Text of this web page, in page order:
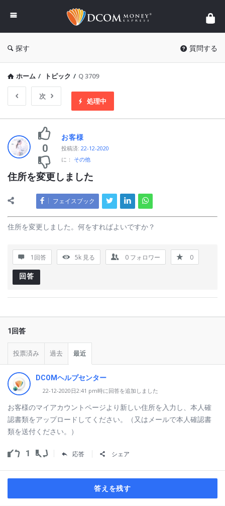
DCOM
Money
Express
探す 質問する
ホーム / トピック / Q 3709
次
処理中
0
お客様
投稿済: 22-12-2020
に： その他
住所を変更しました
フェイスブック
住所を変更しました。何をすればよいですか？
1回答 5k 見る 0 フォロワー 0
回答
1回答
投票済み 過去 最近
DCOMヘルプセンター
22-12-2020日2:41 pm時に回答を追加しました
お客様のマイアカウントページより新しい住所を入力し、本人確
認書類をアップロードしてください。（又はメールで本人確認書
類を送付ください。）
1 応答 シェア
答えを残す